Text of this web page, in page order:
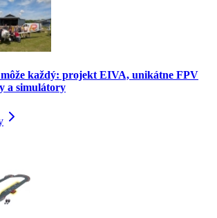
každý: projekt EIVA, unikátne FPV
a simulátory